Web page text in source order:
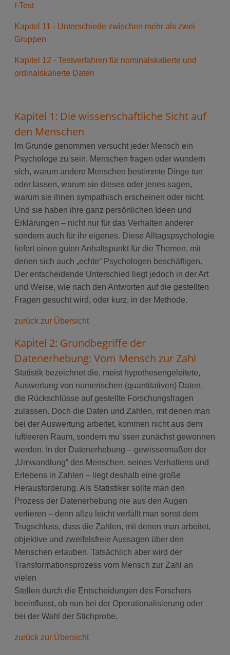
t-Test
Kapitel 11 - Unterschiede zwischen mehr als zwei
Gruppen
Kapitel 12 - Testverfahren für nominalskalierte und
ordinalskalierte Daten
Kapitel 1: Die wissenschaftliche Sicht auf
den Menschen
Im Grunde genommen versucht jeder Mensch ein
Psychologe zu sein. Menschen fragen oder wundern
sich, warum andere Menschen bestimmte Dinge tun
oder lassen, warum sie dieses oder jenes sagen,
warum sie ihnen sympathisch erscheinen oder nicht.
Und sie haben ihre ganz persönlichen Ideen und
Erklärungen – nicht nur für das Verhalten anderer
sondern auch für ihr eigenes. Diese Alltagspsychologie
liefert einen guten Anhaltspunkt für die Themen, mit
denen sich auch „echte“ Psychologen beschäftigen.
Der entscheidende Unterschied liegt jedoch in der Art
und Weise, wie nach den Antworten auf die gestellten
Fragen gesucht wird, oder kurz, in der Methode.
zurück zur Übersicht
Kapitel 2: Grundbegriffe der
Datenerhebung: Vom Mensch zur Zahl
Statistik bezeichnet die, meist hypothesengeleitete,
Auswertung von numerischen (quantitativen) Daten,
die Rückschlüsse auf gestellte Forschungsfragen
zulassen. Doch die Daten und Zahlen, mit denen man
bei der Auswertung arbeitet, kommen nicht aus dem
luftleeren Raum, sondern mu¨ssen zunächst gewonnen
werden. In der Datenerhebung – gewissermaßen der
„Umwandlung“ des Menschen, seines Verhaltens und
Erlebens in Zahlen – liegt deshalb eine große
Herausforderung. Als Statistiker sollte man den
Prozess der Datenerhebung nie aus den Augen
verlieren – denn allzu leicht verfällt man sonst dem
Trugschluss, dass die Zahlen, mit denen man arbeitet,
objektive und zweifelsfreie Aussagen über den
Menschen erlauben. Tatsächlich aber wird der
Transformationsprozess vom Mensch zur Zahl an
vielen
Stellen durch die Entscheidungen des Forschers
beeinflusst, ob nun bei der Operationalisierung oder
bei der Wahl der Stichprobe.
zurück zur Übersicht